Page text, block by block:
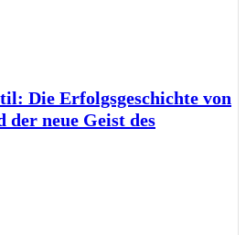
Die Erfolgsgeschichte von
der neue Geist des